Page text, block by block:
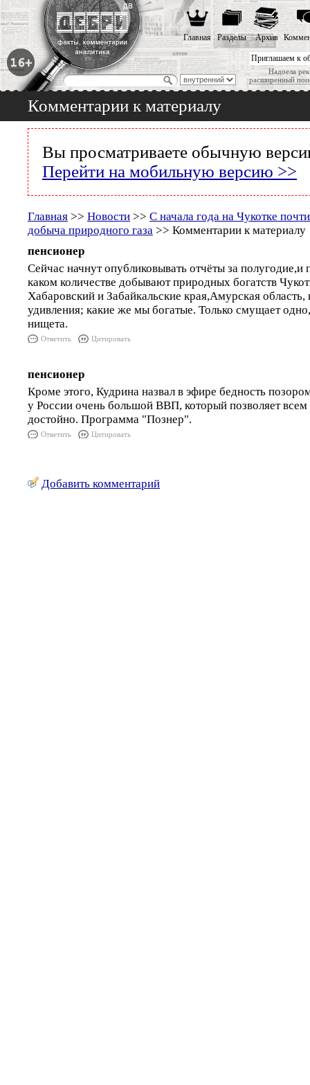
Приглашаем к
Надоела
расширенный
Главная Разделы Архив
Комментарии к материалу
Вы просматриваете обычную
Перейти на мобильную версию >>
Главная >> Новости >> С начала года на Чукотке
добыча природного газа >> Комментарии к материалу
пенсионер
Сейчас начнут опубликовывать отчёты за полугодие,и
каком количестве добывают природных богатств
Хабаровский и Забайкальские края,Амурская область,
удивления; какие же мы богатые. Только смущает
нищета.
Ответить Цитировать
пенсионер
Кроме этого, Кудрина назвал в эфире бедность
у России очень большой ВВП, который позволяет
достойно. Программа "Познер".
Ответить Цитировать
Добавить комментарий